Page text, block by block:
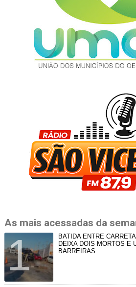
As mais acessadas da
BATIDA ENTRE
DEIXA DOIS MORTOS E
BARREIRAS